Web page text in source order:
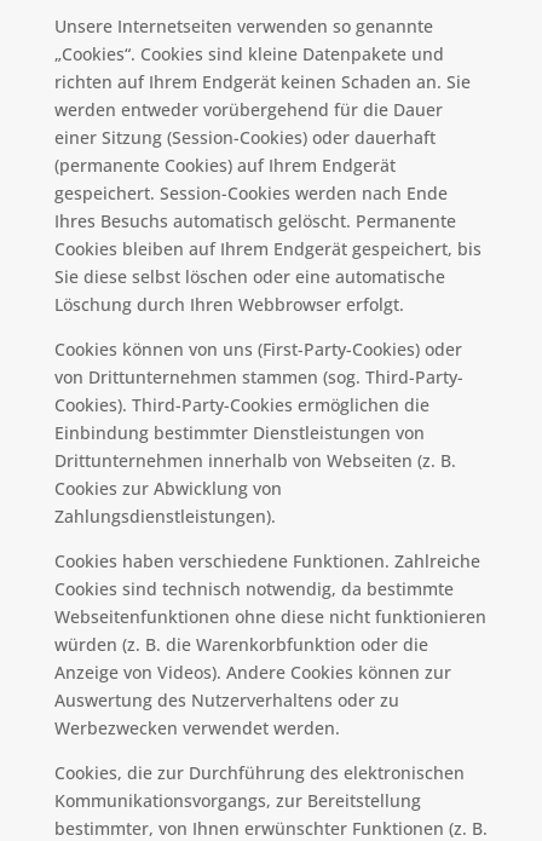
Unsere Internetseiten verwenden so genannte
„Cookies“. Cookies sind kleine Datenpakete und
richten auf Ihrem Endgerät keinen Schaden an. Sie
werden entweder vorübergehend für die Dauer
einer Sitzung (Session-Cookies) oder dauerhaft
(permanente Cookies) auf Ihrem Endgerät
gespeichert. Session-Cookies werden nach Ende
Ihres Besuchs automatisch gelöscht. Permanente
Cookies bleiben auf Ihrem Endgerät gespeichert, bis
Sie diese selbst löschen oder eine automatische
Löschung durch Ihren Webbrowser erfolgt.
Cookies können von uns (First-Party-Cookies) oder
von Drittunternehmen stammen (sog. Third-Party-
Cookies). Third-Party-Cookies ermöglichen die
Einbindung bestimmter Dienstleistungen von
Drittunternehmen innerhalb von Webseiten (z. B.
Cookies zur Abwicklung von
Zahlungsdienstleistungen).
Cookies haben verschiedene Funktionen. Zahlreiche
Cookies sind technisch notwendig, da bestimmte
Webseitenfunktionen ohne diese nicht funktionieren
würden (z. B. die Warenkorbfunktion oder die
Anzeige von Videos). Andere Cookies können zur
Auswertung des Nutzerverhaltens oder zu
Werbezwecken verwendet werden.
Cookies, die zur Durchführung des elektronischen
Kommunikationsvorgangs, zur Bereitstellung
bestimmter, von Ihnen erwünschter Funktionen (z. B.